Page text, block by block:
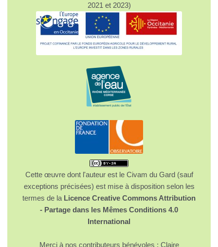
2021 et 2023)
Cette œuvre dont l'auteur est le Civam du Gard (sauf
exceptions précisées) est mise à disposition selon les
termes de la Licence Creative Commons Attribution
- Partage dans les Mêmes Conditions 4.0
International
Merci à nos contributeurs bénévoles : Claire